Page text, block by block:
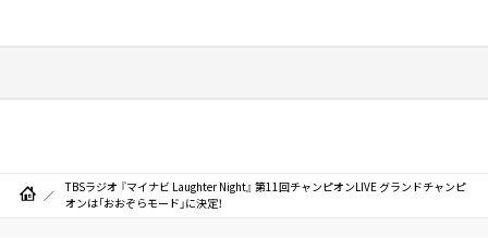
TBSラジオ 『マイナビ Laughter Night』 第11回チャンピオンLIVE グランドチャンピ
オンは「おおぞらモード」に決定！